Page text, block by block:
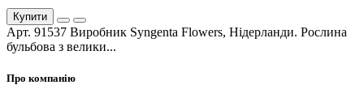
Купити
Арт. 91537 Виробник Syngenta Flowers, Нідерланди. Рослина
бульбова з велики...
Про компанію